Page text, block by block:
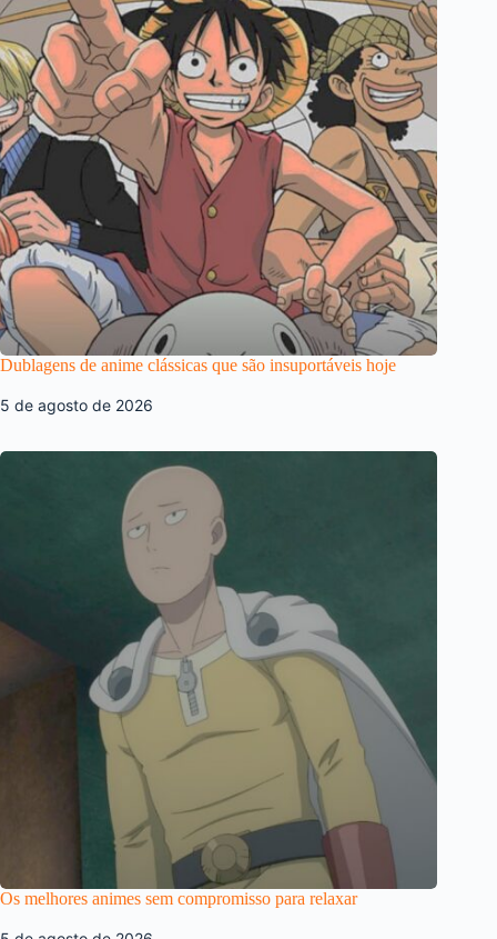
Dublagens de anime clássicas que são insuportáveis hoje
5 de agosto de 2026
Os melhores animes sem compromisso para relaxar